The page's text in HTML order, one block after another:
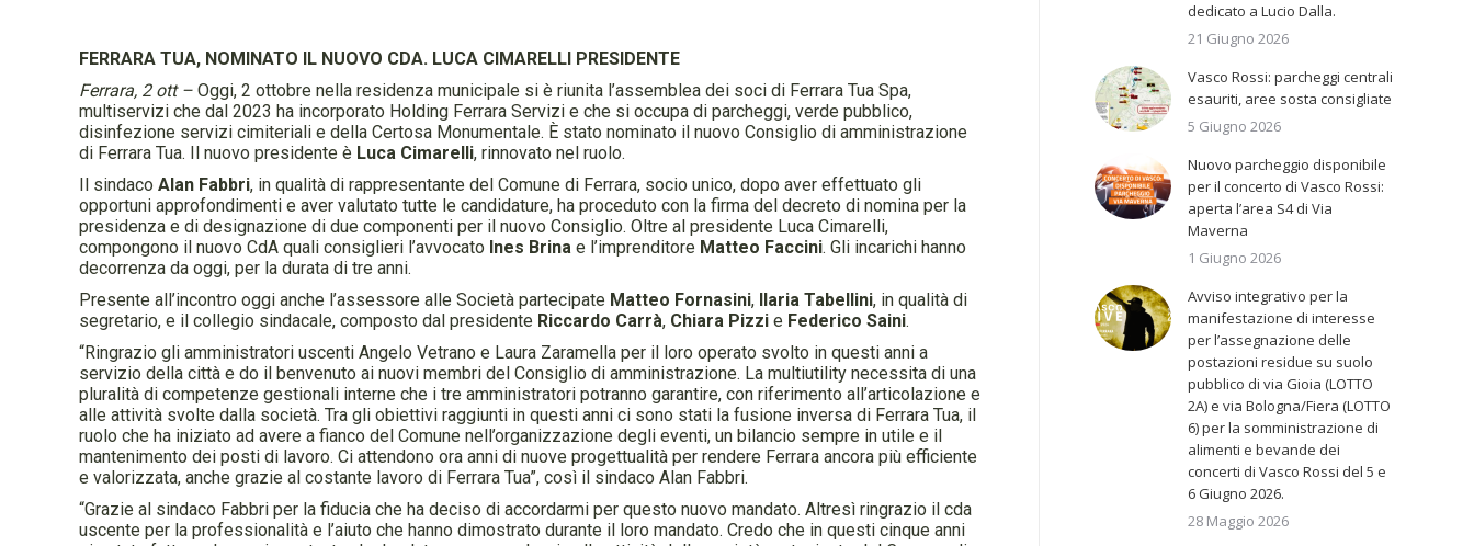
FERRARA TUA, NOMINATO IL NUOVO CDA. LUCA CIMARELLI PRESIDENTE
Ferrara, 2 ott – Oggi, 2 ottobre nella residenza municipale si è riunita l’assemblea dei soci di Ferrara Tua Spa,
multiservizi che dal 2023 ha incorporato Holding Ferrara Servizi e che si occupa di parcheggi, verde pubblico,
disinfezione servizi cimiteriali e della Certosa Monumentale. È stato nominato il nuovo Consiglio di amministrazione
di Ferrara Tua. Il nuovo presidente è Luca Cimarelli, rinnovato nel ruolo.
Il sindaco Alan Fabbri, in qualità di rappresentante del Comune di Ferrara, socio unico, dopo aver effettuato gli
opportuni approfondimenti e aver valutato tutte le candidature, ha proceduto con la firma del decreto di nomina per la
presidenza e di designazione di due componenti per il nuovo Consiglio. Oltre al presidente Luca Cimarelli,
compongono il nuovo CdA quali consiglieri l’avvocato Ines Brina e l’imprenditore Matteo Faccini. Gli incarichi hanno
decorrenza da oggi, per la durata di tre anni.
Presente all’incontro oggi anche l’assessore alle Società partecipate Matteo Fornasini, Ilaria Tabellini, in qualità di
segretario, e il collegio sindacale, composto dal presidente Riccardo Carrà, Chiara Pizzi e Federico Saini.
“Ringrazio gli amministratori uscenti Angelo Vetrano e Laura Zaramella per il loro operato svolto in questi anni a
servizio della città e do il benvenuto ai nuovi membri del Consiglio di amministrazione. La multiutility necessita di una
pluralità di competenze gestionali interne che i tre amministratori potranno garantire, con riferimento all’articolazione e
alle attività svolte dalla società. Tra gli obiettivi raggiunti in questi anni ci sono stati la fusione inversa di Ferrara Tua, il
ruolo che ha iniziato ad avere a fianco del Comune nell’organizzazione degli eventi, un bilancio sempre in utile e il
mantenimento dei posti di lavoro. Ci attendono ora anni di nuove progettualità per rendere Ferrara ancora più efficiente
e valorizzata, anche grazie al costante lavoro di Ferrara Tua”, così il sindaco Alan Fabbri.
“Grazie al sindaco Fabbri per la fiducia che ha deciso di accordarmi per questo nuovo mandato. Altresì ringrazio il cda
uscente per la professionalità e l’aiuto che hanno dimostrato durante il loro mandato. Credo che in questi cinque anni
dedicato a Lucio Dalla.
21 Giugno 2026
Vasco Rossi: parcheggi centrali
esauriti, aree sosta consigliate
5 Giugno 2026
Nuovo parcheggio disponibile
per il concerto di Vasco Rossi:
aperta l’area S4 di Via
Maverna
1 Giugno 2026
Avviso integrativo per la
manifestazione di interesse
per l’assegnazione delle
postazioni residue su suolo
pubblico di via Gioia (LOTTO
2A) e via Bologna/Fiera (LOTTO
6) per la somministrazione di
alimenti e bevande dei
concerti di Vasco Rossi del 5 e
6 Giugno 2026.
28 Maggio 2026